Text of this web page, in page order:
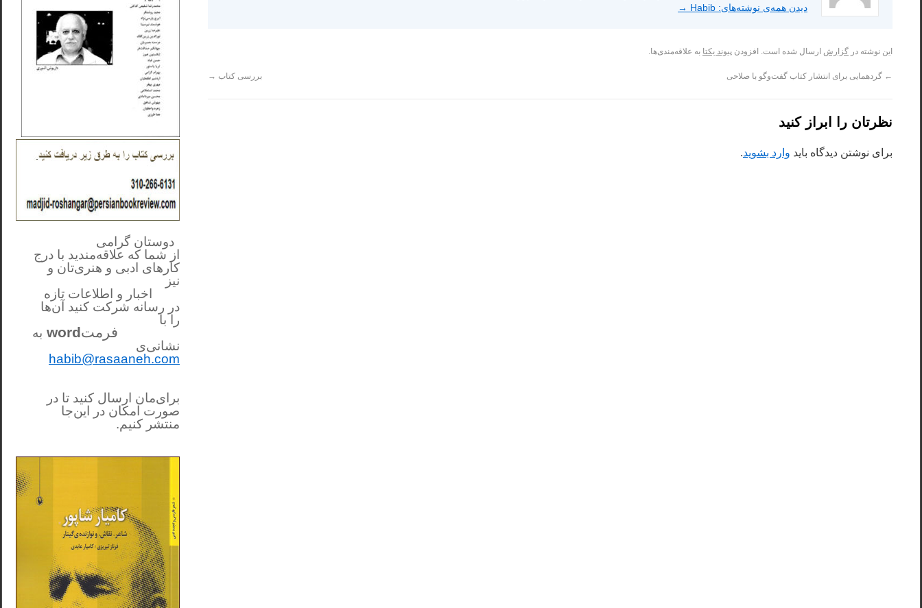
دیدن همه‌ی نوشته‌های: Habib
→
این نوشته در گزارش ارسال شده است. افزودن پیوند یکتا به علاقه‌مندی‌ها.
← گردهمایی برای انتشار کتاب گفت‌وگو با صلاحی بررسی کتاب →
نظرتان را ابراز کنید
برای نوشتن دیدگاه باید وارد بشوید.
دوستان گرامی
از شما که علاقه‌مندید با درج
کارهای‌ ادبی و هنری‌تان و
نیز
اخبار و اطلاعات تازه
در رسانه شرکت کنید آن‌ها
را با
فرمتword به
نشانی‌ی
habib@rasaaneh.com
برای‌مان ارسال کنید تا در
صورت امکان در این‌جا
منتشر کنیم.